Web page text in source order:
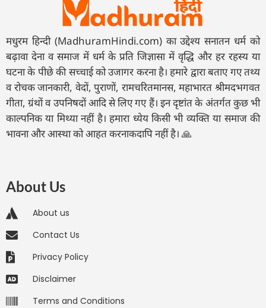
मधुरम हिन्दी (MadhuramHindi.com) का उद्देश्य सनातन धर्म को
बढ़ावा देना व समाज में धर्म के प्रति जिज्ञासा में वृद्धि और हर रहस्य या
घटना के पीछे की सच्चाई को उजागर करना है। हमारे द्वारा बताए गए तथ्य
व रोचक जानकारी, वेदों, पुराणों, रामचरितमानस, महाभारत श्रीमदभगवत
गीता, ग्रंथों व उपनिषदों आदि से लिए गए हैं। इन दृष्टांत के अंतर्गत कुछ भी
काल्पनिक या मिथ्या नहीं है। हमारा ध्येय किसी भी व्यक्ति या समाज की
भावना और आस्था को आहत करनाकदापि नहीं है। 🙏
About Us
About us
Contact Us
Privacy Policy
Disclaimer
Terms and Conditions